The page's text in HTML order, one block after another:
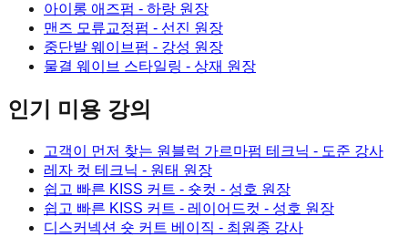
아이롱 애즈펌 - 하랑 원장
맨즈 모류교정펌 - 선진 원장
중단발 웨이브펌 - 강성 원장
물결 웨이브 스타일링 - 상재 원장
인기 미용 강의
고객이 먼저 찾는 원블럭 가르마펌 테크닉 - 도준 강사
레자 컷 테크닉 - 원태 원장
쉽고 빠른 KISS 커트 - 숏컷 - 성호 원장
쉽고 빠른 KISS 커트 - 레이어드컷 - 성호 원장
디스커넥션 숏 커트 베이직 - 최원종 강사